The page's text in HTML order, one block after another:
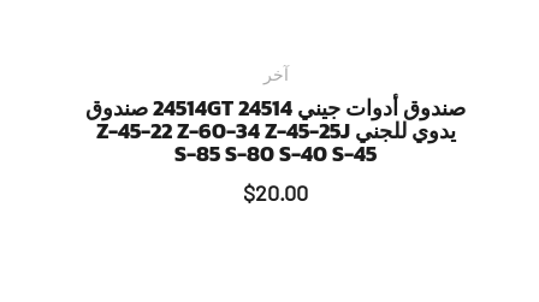
صندوق أدوات جيني 24514GT 24514 صندوق
يدوي للجني Z-45-22 Z-60-34 Z-45-25J
S-85 S-80 S-40 S-45
$20.00